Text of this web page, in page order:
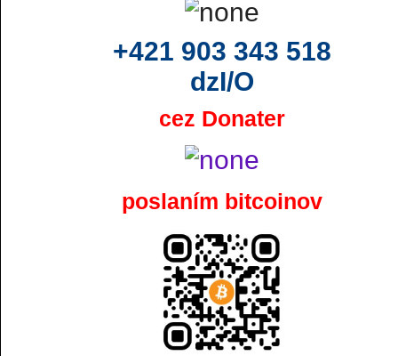
+421 903 343 518
dzI/O
cez Donater
poslaním bitcoinov